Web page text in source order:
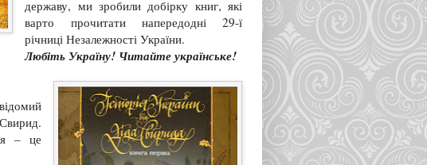
державу, ми зробили добірку книг, які
варто прочитати напередодні 29-ї
річниці Незалежності України.
Любіть Україну! Читайте українське!
– це